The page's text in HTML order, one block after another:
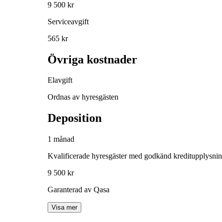
9 500 kr
Serviceavgift
565 kr
Övriga kostnader
Elavgift
Ordnas av hyresgästen
Deposition
1 månad
Kvalificerade hyresgäster med godkänd
9 500 kr
Garanterad av Qasa
Visa mer